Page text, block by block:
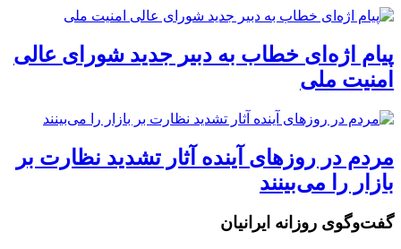
پیام اژه‌ای خطاب به دبیر جدید شورای عالی
امنیت ملی
مردم در روزهای آینده آثار تشدید نظارت بر
بازار را می‌بینند
گفت‌وگوی روزانه ایرانیان